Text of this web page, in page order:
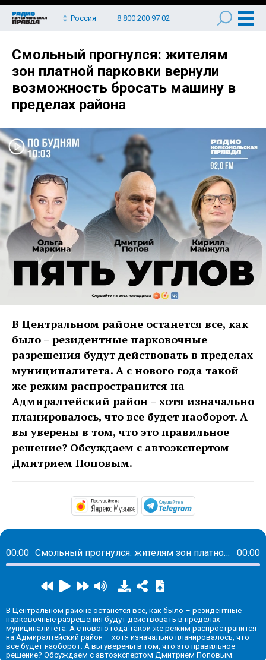
Россия 8 800 200 97 02
Смольный прогнулся: жителям
зон платной парковки вернули
возможность бросать машину в
пределах района
В Центральном районе останется все, как
было – резидентные парковочные
разрешения будут действовать в пределах
муниципалитета. А с нового года такой
же режим распространится на
Адмиралтейский район – хотя изначально
планировалось, что все будет наоборот. А
вы уверены в том, что это правильное
решение? Обсуждаем с автоэкспертом
Дмитрием Поповым.
https://music.yandex.ru/
00:00 Смольный прогнулся: жителям зон платной парковки вернули возможность бросать машину в пределах района 00:00
В Центральном районе останется все, как было – резидентные
парковочные разрешения будут действовать в пределах
муниципалитета. А с нового года такой же режим распространится
на Адмиралтейский район – хотя изначально планировалось, что
все будет наоборот. А вы уверены в том, что это правильное
решение? Обсуждаем с автоэкспертом Дмитрием Поповым.